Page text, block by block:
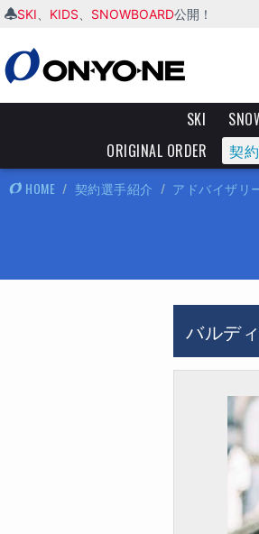
SKI KIDS SNOWBOARD公開！
SKI
ORIGINAL ORDER
契
HOME / 契約選手紹介 / アドバイザリ
バルデ